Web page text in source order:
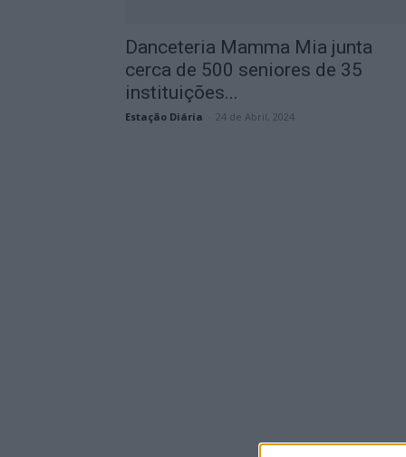
Danceteria Mamma Mia junta
cerca de 500 seniores de 35
instituições...
Estação Diária 24 de Abril, 2024